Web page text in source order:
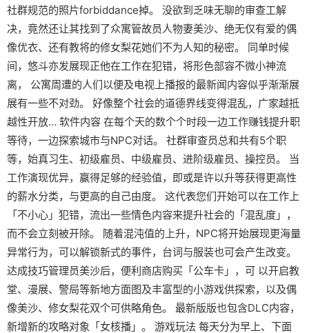
社群规范的照片forbiddance掉。 没欲到乏味无聊的审查工解
决，竟然还让其找到了众寓管故员人物妻美沙、绝无仅有爱的偶
像优衣、还有教将的修女梨花她们不为人知的秘密。 同单时候
间，悠斗亦发展现正他在工作在犯错，将形色部容不微小神流
离， 公寓周遭的人们以便及电视上播报的最新闻内容似乎渐渐展
展有一些不对劲。 好像整个社会的道德界线变得混乱，广家越抵
越性开放… 软件内容 在每个天的数个个时段一边工作赚钱提升职
等待，一边探索城市与NPC对话。 社群审查员总和共有5个职
等，始真习生、初级雇员、中级雇员、进阶级雇员、操控员。 当
工作演现优异，赢得足够的经验值，即或是许以升等获得更高性
的薪水分类，与更高的自己由度。 这代表您们开始可以在工作上
「不小心」犯错，流出一些情色内容来提升社会的「混乱度」，
而不会立刻被开除。 随着混沌值的上升，NPC将开始展现更海量
异常行为，可以解锁新式的事件，台词与服装也可会产生改变。
达成技巧管理员美沙后，便利商店购买「公车卡」，可 以开启教
堂、漫展、警局等新地方面图及丰富型的小游戏供探索，以及偶
像美沙、修女梨花双个可供略角色。 最新版版也包含DLC内容，
新增新的攻略对象「女核播」。 游戏玩法 每天分为早上、下面